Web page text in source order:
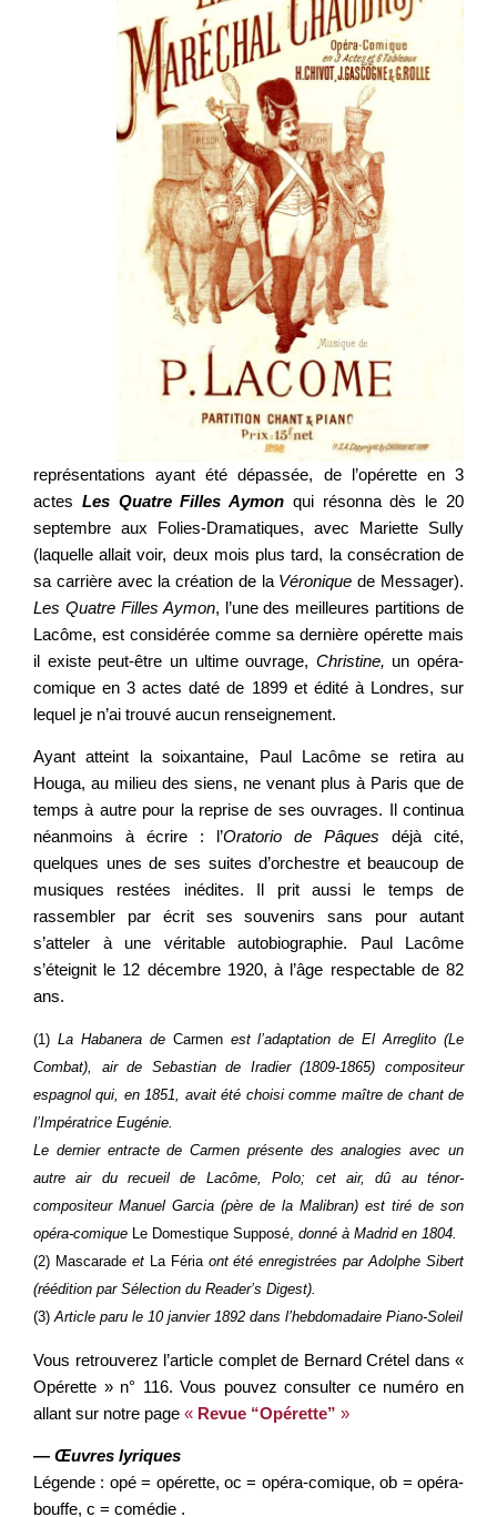
représentations ayant été dépassée, de l’opérette en 3
actes Les Quatre Filles Aymon qui résonna dès le 20
septembre aux Folies-Dramatiques, avec Mariette Sully
(laquelle allait voir, deux mois plus tard, la consécration de
sa carrière avec la création de la Véroniquede Messager).
Les Quatre Filles Aymon, l’une des meilleures partitions de
Lacôme, est considérée comme sa dernière opérette mais
il existe peut-être un ultime ouvrage, Christine, un opéra-
comique en 3 actes daté de 1899 et édité à Londres, sur
lequel je n’ai trouvé aucun renseignement.
Ayant atteint la soixantaine, Paul Lacôme se retira au
Houga, au milieu des siens, ne venant plus à Paris que de
temps à autre pour la reprise de ses ouvrages. Il continua
néanmoins à écrire : l’Oratorio de Pâques déjà cité,
quelques unes de ses suites d’orchestre et beaucoup de
musiques restées inédites. Il prit aussi le temps de
rassembler par écrit ses souvenirs sans pour autant
s’atteler à une véritable autobiographie. Paul Lacôme
s’éteignit le 12 décembre 1920, à l’âge respectable de 82
ans.
(1) La Habanera de Carmenest l’adaptation de El Arreglito (Le
Combat), air de Sebastian de Iradier (1809-1865) compositeur
espagnol qui, en 1851, avait été choisi comme maître de chant de
l’Impératrice Eugénie.
Le dernier entracte de Carmen présente des analogies avec un
autre air du recueil de Lacôme, Polo; cet air, dû au ténor-
compositeur Manuel Garcia (père de la Malibran) est tiré de son
opéra-comique Le Domestique Supposé, donné à Madrid en 1804.
(2) Mascaradeet La Fériaont été enregistrées par Adolphe Sibert
(réédition par Sélection du Reader’s Digest).
(3) Article paru le 10 janvier 1892 dans l’hebdomadaire Piano-Soleil
Vous retrouverez l’article complet de Bernard Crétel dans «
Opérette » n° 116. Vous pouvez consulter ce numéro en
allant sur notre page « Revue “Opérette” »
— Œuvres lyriques
Légende : opé = opérette, oc = opéra-comique, ob = opéra-
bouffe, c = comédie .